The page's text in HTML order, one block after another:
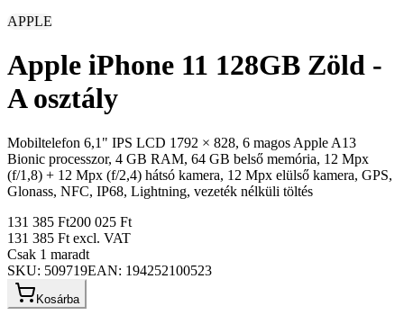
APPLE
Apple iPhone 11 128GB Zöld -
A osztály
Mobiltelefon 6,1" IPS LCD 1792 × 828, 6 magos Apple A13
Bionic processzor, 4 GB RAM, 64 GB belső memória, 12 Mpx
(f/1,8) + 12 Mpx (f/2,4) hátsó kamera, 12 Mpx elülső kamera, GPS,
Glonass, NFC, IP68, Lightning, vezeték nélküli töltés
131 385 Ft200 025 Ft
131 385 Ft excl. VAT
Csak 1 maradt
SKU: 509719EAN: 194252100523
Kosárba